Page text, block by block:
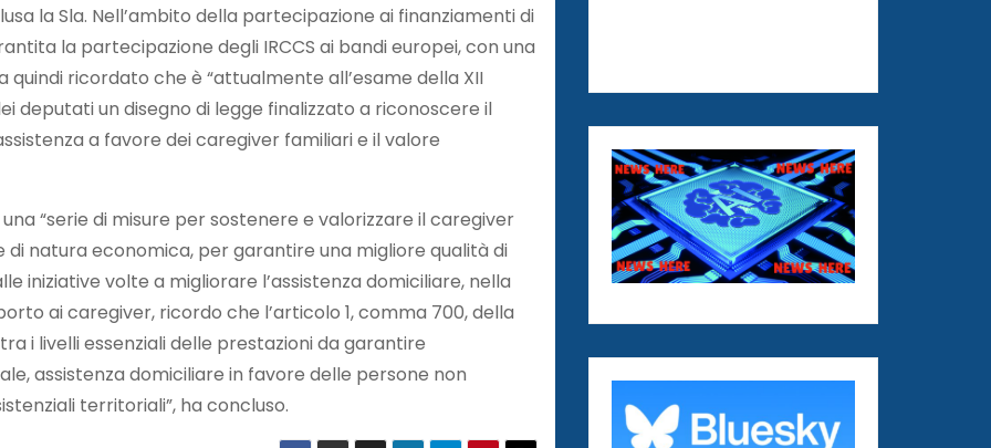
la Sla. Nell’ambito della partecipazione ai finanziamenti di
la partecipazione degli IRCCS ai bandi europei, con una
quindi ricordato che è “attualmente all’esame della XII
deputati un disegno di legge finalizzato a riconoscere il
a favore dei caregiver familiari e il valore
“serie di misure per sostenere e valorizzare il caregiver
natura economica, per garantire una migliore qualità di
iniziative volte a migliorare l’assistenza domiciliare, nella
ai caregiver, ricordo che l’articolo 1, comma 700, della
i livelli essenziali delle prestazioni da garantire
assistenza domiciliare in favore delle persone non
territoriali”, ha concluso.